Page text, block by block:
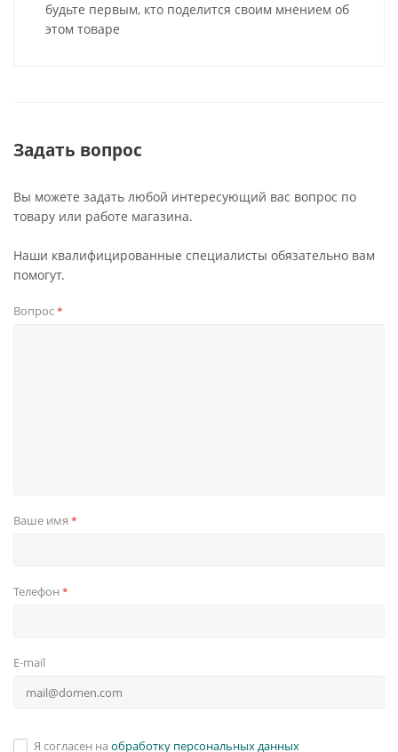
будьте первым, кто поделится своим мнением об
этом товаре
Задать вопрос
Вы можете задать любой интересующий вас вопрос по
товару или работе магазина.
Наши квалифицированные специалисты обязательно вам
помогут.
Вопрос*
Ваше имя *
Телефон *
E-mail
Я согласен на обработку персональных данных